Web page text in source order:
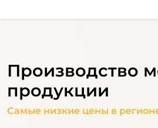
Производство
продукции
Самые низкие цены в